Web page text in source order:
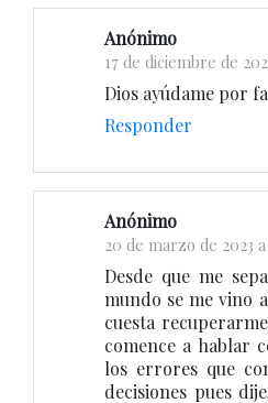
Anónimo
17 de diciembre de
Dios ayúdame por
Responder
Anónimo
20 de marzo de 2023 a
Desde que me
mundo se me vino
cuesta
comence a hablar
los errores que
decisiones pues